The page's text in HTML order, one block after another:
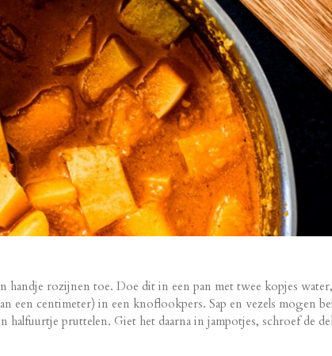
handje rozijnen toe. Doe dit in een pan met twee kopjes
een centimeter) in een knoflookpers. Sap en vezels mogen
pruttelen. Giet het daarna in jampotjes, schroef de